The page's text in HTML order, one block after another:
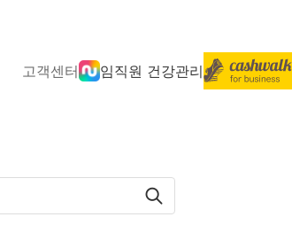
고객센터 임직원 건강관리